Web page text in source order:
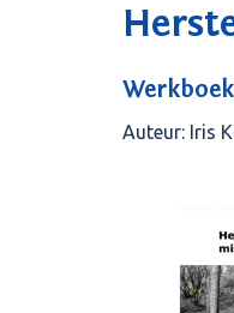
Werkboek
Auteur: Iris